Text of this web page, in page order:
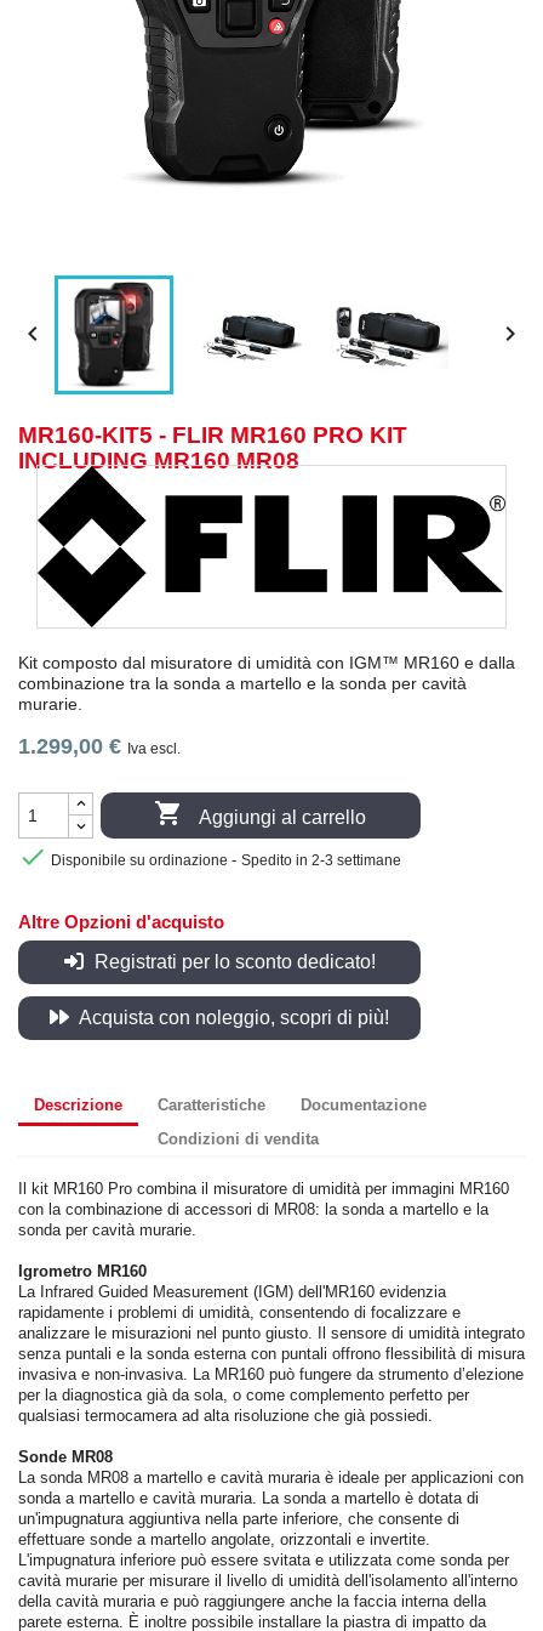
 
MR160-KIT5 - FLIR MR160 PRO KIT
INCLUDING MR160 MR08
Kit composto dal misuratore di umidità con IGM™ MR160 e dalla
combinazione tra la sonda a martello e la sonda per cavità
murarie.
1.299,00 € Iva escl.
 Aggiungi al carrello
 Disponibile su ordinazione - Spedito in 2-3 settimane
Altre Opzioni d'acquisto
Registrati per lo sconto dedicato!
Acquista con noleggio, scopri di più!
Descrizione Caratteristiche
Documentazione
Condizioni di vendita
Il kit MR160 Pro combina il misuratore di umidità per immagini MR160
con la combinazione di accessori di MR08: la sonda a martello e la
sonda per cavità murarie.
Igrometro MR160
La Infrared Guided Measurement (IGM) dell'MR160 evidenzia
rapidamente i problemi di umidità, consentendo di focalizzare e
analizzare le misurazioni nel punto giusto. Il sensore di umidità integrato
senza puntali e la sonda esterna con puntali offrono flessibilità di misura
invasiva e non-invasiva. La MR160 può fungere da strumento d’elezione
per la diagnostica già da sola, o come complemento perfetto per
qualsiasi termocamera ad alta risoluzione che già possiedi.
Sonde MR08
La sonda MR08 a martello e cavità muraria è ideale per applicazioni con
sonda a martello e cavità muraria. La sonda a martello è dotata di
un'impugnatura aggiuntiva nella parte inferiore, che consente di
effettuare sonde a martello angolate, orizzontali e invertite.
L'impugnatura inferiore può essere svitata e utilizzata come sonda per
cavità murarie per misurare il livello di umidità dell'isolamento all'interno
della cavità muraria e può raggiungere anche la faccia interna della
parete esterna. È inoltre possibile installare la piastra di impatto da